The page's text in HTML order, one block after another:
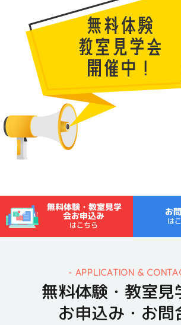
無料体験・教室見学
会お申込み
はこちら
お
は
APPLICATION &
無料体験・教室見
お申込み・お問